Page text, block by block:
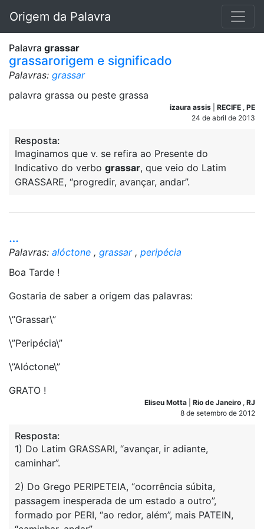
Origem da Palavra
Palavra grassar
grassarorigem e significado
Palavras: grassar
palavra grassa ou peste grassa
izaura assis RECIFE , PE
24 de abril de 2013
Resposta:
Imaginamos que v. se refira ao Presente do
Indicativo do verbo grassar, que veio do Latim
GRASSARE, “progredir, avançar, andar”.
…
Palavras: alóctone , grassar, peripécia
Boa Tarde !
Gostaria de saber a origem das palavras:
\”Grassar\”
\”Peripécia\”
\”Alóctone\”
GRATO !
Eliseu Motta Rio de Janeiro , RJ
8 de setembro de 2012
Resposta:
1) Do Latim GRASSARI, “avançar, ir adiante,
caminhar”.
2) Do Grego PERIPETEIA, “ocorrência súbita,
passagem inesperada de um estado a outro”,
formado por PERI, “ao redor, além”, mais PATEIN,